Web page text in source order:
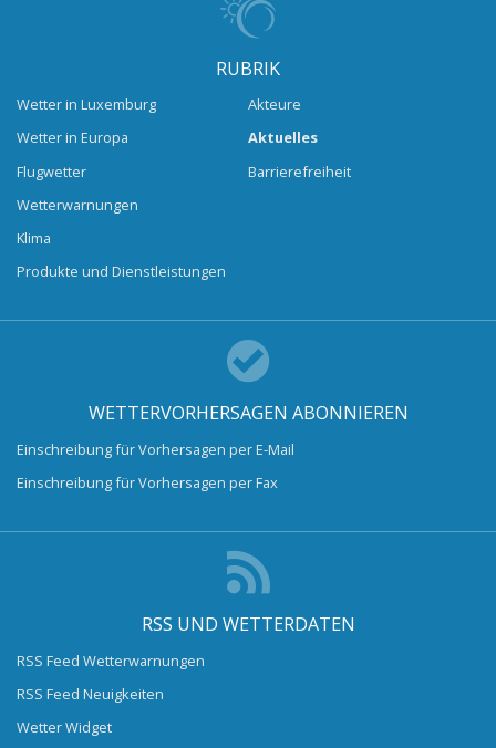
RUBRIK
Wetter in Luxemburg
Wetter in Europa
Flugwetter
Wetterwarnungen
Klima
Produkte und Dienstleistungen
Akteure
Aktuelles
Barrierefreiheit
WETTERVORHERSAGEN ABONNIEREN
Einschreibung für Vorhersagen per E-Mail
Einschreibung für Vorhersagen per Fax
RSS UND WETTERDATEN
RSS Feed Wetterwarnungen
RSS Feed Neuigkeiten
Wetter Widget